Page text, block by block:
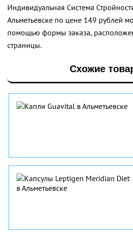
Индивидуальная Система
Альметьевске по цене 149 рублей
помощью формы заказа,
страницы.
Схожие